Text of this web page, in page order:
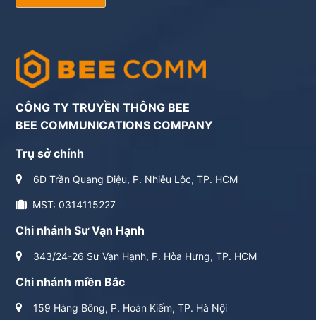
CÔNG TY TRUYỀN THÔNG BEE
BEE COMMUNICATIONS COMPANY
Trụ sở chính
6D Trần Quang Diệu, P. Nhiêu Lộc, TP. HCM
MST: 0314115227
Chi nhánh Sư Vạn Hạnh
343/24-26 Sư Vạn Hạnh, P. Hòa Hưng, TP. HCM
Chi nhánh miền Bắc
159 Hàng Bông, P. Hoàn Kiếm, TP. Hà Nội